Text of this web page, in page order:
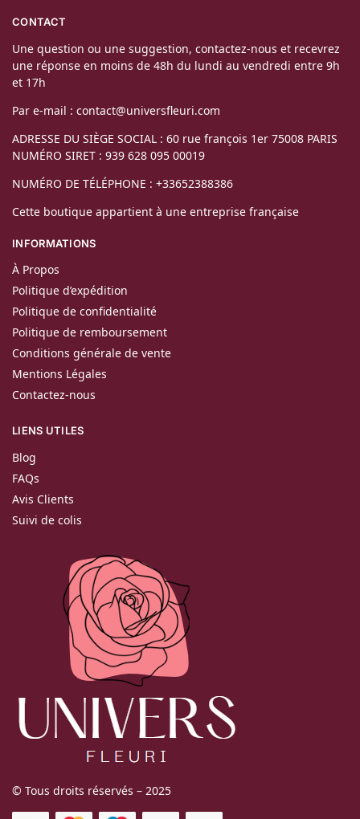
CONTACT
Une question ou une suggestion, contactez-nous et recevrez
une réponse en moins de 48h du lundi au vendredi entre 9h
et 17h
Par e-mail : contact@universfleuri.com
ADRESSE DU SIÈGE SOCIAL : 60 rue françois 1er 75008 PARIS
NUMÉRO SIRET : 939 628 095 00019
NUMÉRO DE TÉLÉPHONE : +33652388386
Cette boutique appartient à une entreprise française
INFORMATIONS
À Propos
Politique d’expédition
Politique de confidentialité
Politique de remboursement
Conditions générale de vente
Mentions Légales
Contactez-nous
LIENS UTILES
Blog
FAQs
Avis Clients
Suivi de colis
© Tous droits réservés – 2025